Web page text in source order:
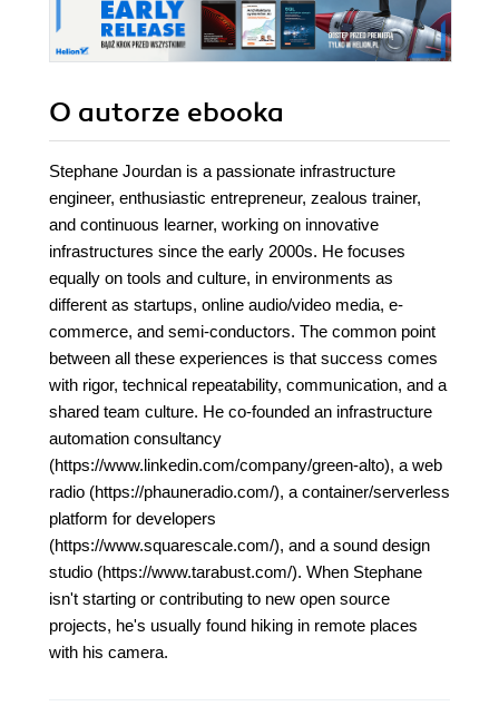
O autorze ebooka
Stephane Jourdan is a passionate infrastructure
engineer, enthusiastic entrepreneur, zealous trainer,
and continuous learner, working on innovative
infrastructures since the early 2000s. He focuses
equally on tools and culture, in environments as
different as startups, online audio/video media, e-
commerce, and semi-conductors. The common point
between all these experiences is that success comes
with rigor, technical repeatability, communication, and a
shared team culture. He co-founded an infrastructure
automation consultancy
(https://www.linkedin.com/company/green-alto), a web
radio (https://phauneradio.com/), a container/serverless
platform for developers
(https://www.squarescale.com/), and a sound design
studio (https://www.tarabust.com/). When Stephane
isn't starting or contributing to new open source
projects, he's usually found hiking in remote places
with his camera.